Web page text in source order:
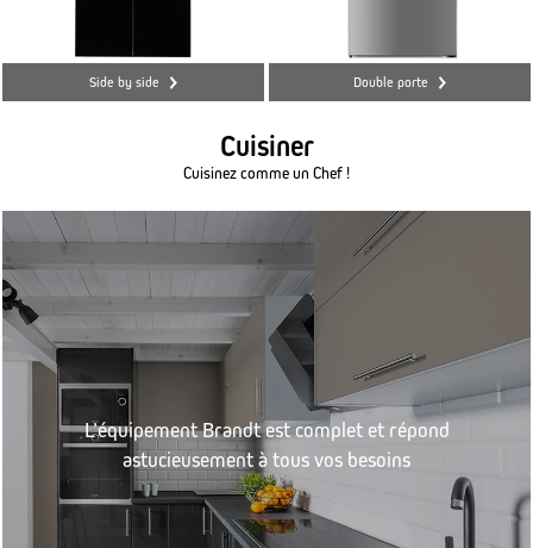
Side by side Double porte
Cuisiner
Cuisinez comme un Chef !
L’équipement Brandt est complet et répond
astucieusement à tous vos besoins